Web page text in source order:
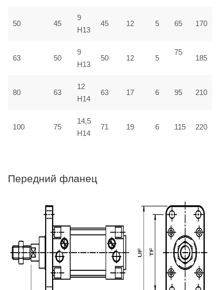
50 45
9
H13
45 12 5 65 170
63 50
9
H13
50 12 5
75
185
80 63
12
H14
63 17 6 95 210
100 75
14,5
H14
71 19 6 115 220
Передний фланец